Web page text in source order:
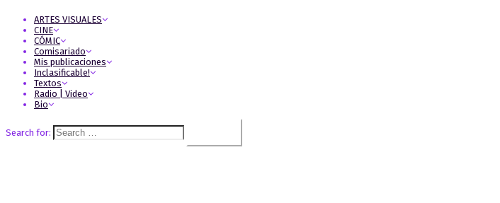
ARTES VISUALES
CINE
CÓMIC
Comisariado
Mis publicaciones
Inclasificable!
Textos
Radio | Video
Bio
Search for: